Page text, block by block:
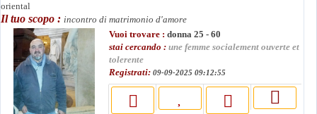
oriental
Il tuo scopo : incontro di matrimonio d'amore
Vuoi trovare : donna 25 - 60
stai cercando : une femme socialement ouverte et
tolerente
Registrati: 09-09-2025 09:12:55